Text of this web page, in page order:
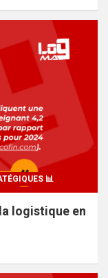
📊
logistique en